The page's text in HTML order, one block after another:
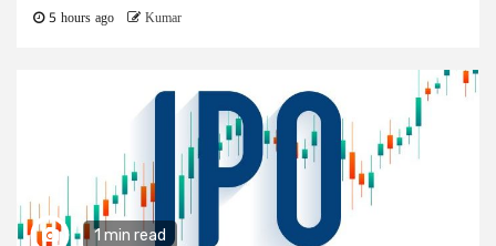
5 hours ago Kumar
1 min read